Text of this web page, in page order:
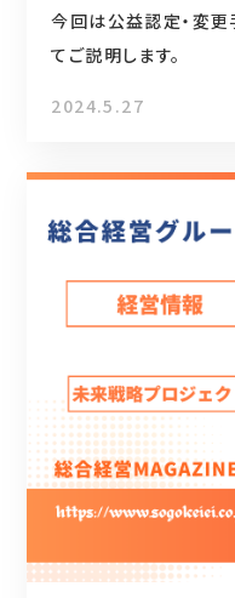
今回は公益認定・変
てご説明します。
2024.5.27